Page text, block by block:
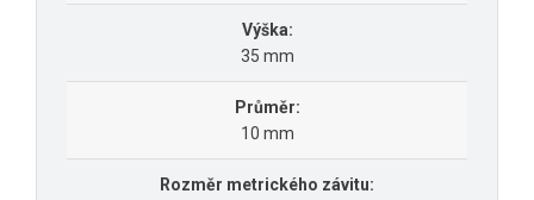
Výška:
35 mm
Průměr:
10 mm
Rozměr metrického závitu: